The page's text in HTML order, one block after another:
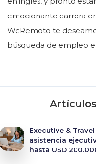
emocionante carrera
WeRemoto te
búsqueda de empleo
Executive &
asistencia
hasta USD